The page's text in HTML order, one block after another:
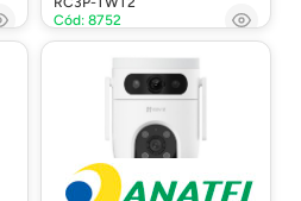
Cód: 8752